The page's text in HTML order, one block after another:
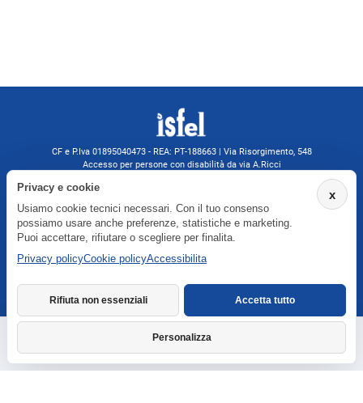
CF e P.Iva 01895040473 - REA: PT-188663 | Via Risorgimento, 548
Accesso per persone con disabilità da via A.Ricci
isfel@pec.it
Informativa privacy
Agenzia formativa iscritta a Formatemp
x
Privacy e cookie
Usiamo cookie tecnici necessari. Con il tuo consenso
possiamo usare anche preferenze, statistiche e marketing.
Puoi accettare, rifiutare o scegliere per finalita.
Privacy policyCookie policyAccessibilita
Rifiuta non essenziali
Personalizza
Accetta tutto
Richiedi informazioni